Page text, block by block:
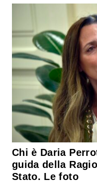
Chi è Daria
guida della
Stato. Le foto